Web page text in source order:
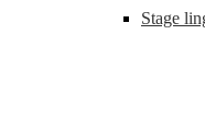
Stage